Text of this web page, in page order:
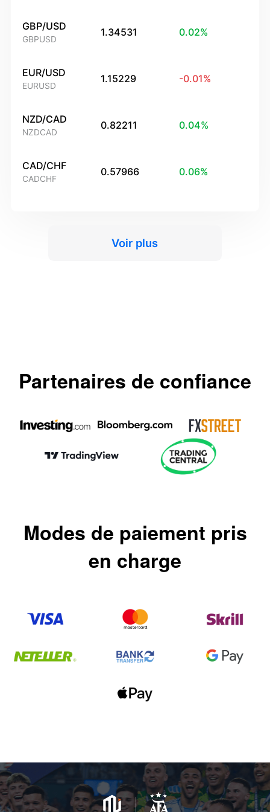
GBP/USD
GBPUSD
1.34531 0.02%
EUR/USD
EURUSD
1.15229 -0.01%
NZD/CAD
NZDCAD
0.82211 0.04%
CAD/CHF
CADCHF
0.57966 0.06%
Voir plus
Partenaires de confiance
Modes de paiement pris
en charge